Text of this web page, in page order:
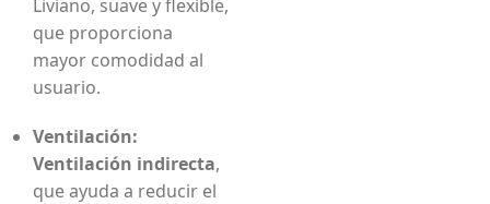
Liviano, suave y flexible,
que proporciona
mayor comodidad al
usuario.
Ventilación:
Ventilación indirecta,
que ayuda a reducir el